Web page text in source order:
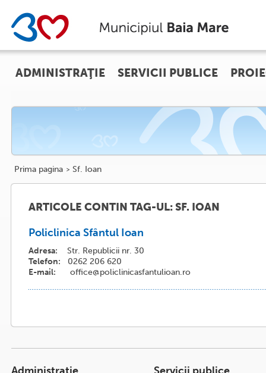
Prima pagina Sf. Ioan
ARTICOLE CONTIN TAG-UL: SF. IOAN
Policlinica Sfântul Ioan
Adresa: Str. Republicii nr. 30
Telefon: 0262 206 620
E-mail: office@policlinicasfantulioan.ro
ADMINISTRAŢIE SERVICII PUBLICE